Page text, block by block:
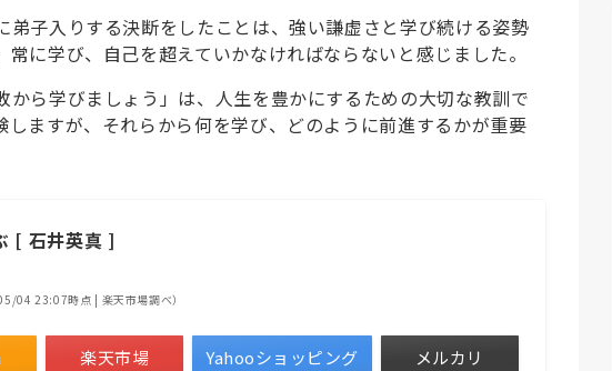
弟子入りする決断をしたことは、強い謙虚さと学び続ける姿勢
に学び、自己を超えていかなければならないと感じました。
から学びましょう」は、人生を豊かにするための大切な教訓で
しますが、それらから何を学び、どのように前進するかが重要
[ 石井英真 ]
04 23:07時点 | 楽天市場調べ）
楽天市場 Yahooショッピング メルカリ